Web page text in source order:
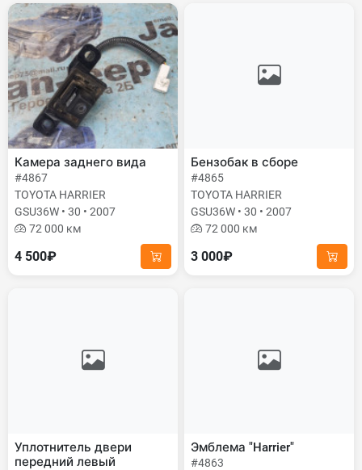
Камера заднего вида
#4867
TOYOTA HARRIER
GSU36W • 30 • 2007
72 000 км
4 500₽
Бензобак в сборе
#4865
TOYOTA HARRIER
GSU36W • 30 • 2007
72 000 км
3 000₽
Уплотнитель двери
передний левый
Эмблема "Harrier"
#4863